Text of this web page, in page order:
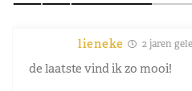
lieneke 2 jaren
de laatste vind ik zo mooi!